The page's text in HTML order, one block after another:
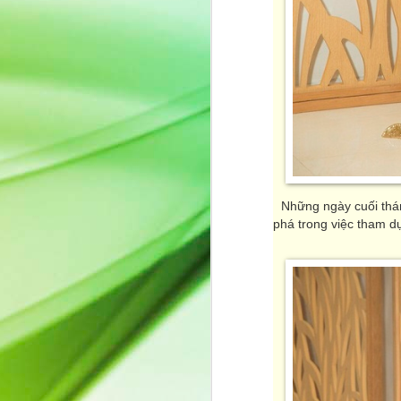
Những ngày cuối
phá trong việc tham
Quyn Si ghi dấu ấn
trên ấn phẩm quốc tế
Beauty Queen
Sau một thời gian vắng bóng,
Miss International Beauty Queen
2023 Quyn Si chính thức trở lại
khi xuất hiện trên ấn phẩm quốc
Không lựa chọn hình ảnh sắc sảo
hay hào nhoáng thường thấy,
Quyn Si chinh phục người xem
bằng vẻ đẹp nhẹ nhàng, tự nhiên
cùng thần thái điềm tĩnh của một
người phụ nữ trưởng thành. Mỗi
khung hình đều tôn vinh sự tinh
tế, bản lĩnh và sức hút đến từ nội
tâm hơn là những giá trị hào